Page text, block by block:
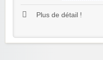
Plus de détail !